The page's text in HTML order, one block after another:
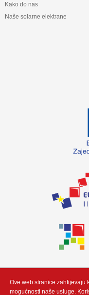
Kako do nas
Naše solarne elektrane
„Izradu internetske stranice
Ove web stranice zahtijevaju
mogućnosti naše usluge.